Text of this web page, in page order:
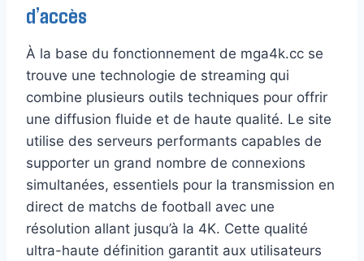
d’accès
À la base du fonctionnement de mga4k.cc se
trouve une technologie de streaming qui
combine plusieurs outils techniques pour offrir
une diffusion fluide et de haute qualité. Le site
utilise des serveurs performants capables de
supporter un grand nombre de connexions
simultanées, essentiels pour la transmission en
direct de matchs de football avec une
résolution allant jusqu’à la 4K. Cette qualité
ultra-haute définition garantit aux utilisateurs